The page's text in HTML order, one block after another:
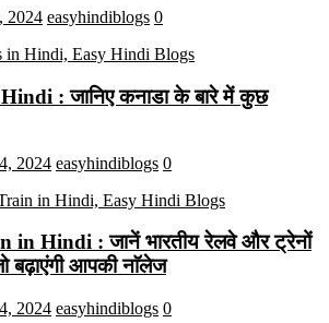
2024 easyhindiblogs 0
: जानिए कनाडा के बारे में कुछ
2024 easyhindiblogs 0
in Hindi : जानें भारतीय रेलवे और ट्रेनों
बढ़ाएंगी आपकी नाॅलेज
2024 easyhindiblogs 0